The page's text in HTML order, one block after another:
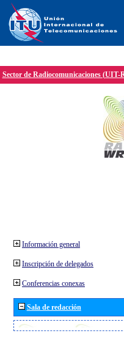
Sector de Radiocomunicaciones (UIT-
Información general
Inscripción de delegados
Conferencias conexas
Sala de redacción